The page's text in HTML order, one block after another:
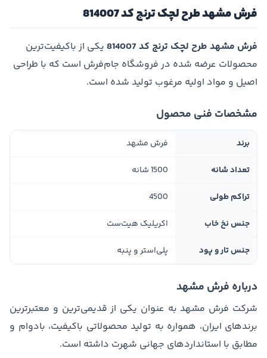
فرش مشهد طرح لچک ترنج کد 814007
فرش مشهد طرح لچک ترنج کد 814007
یکی از باکیفیت‌ترین
محصولات عرضه شده در فروشگاه جام‌فرش است که با طراحی
اصیل و مواد اولیه مرغوب تولید شده است.
مشخصات فنی محصول
برند فرش مشهد
تعداد شانه 1500 شانه
تراکم طولی 4500
جنس نخ خاب اکریلیک هیت‌ست
جنس تار و پود پلی‌استر و پنبه
درباره فرش مشهد
شرکت فرش مشهد به عنوان یکی از قدیمی‌ترین و معتبرترین
برندهای ایران، همواره به تولید محصولاتی باکیفیت، بادوام و
مطابق با استانداردهای جهانی شهرت داشته است.